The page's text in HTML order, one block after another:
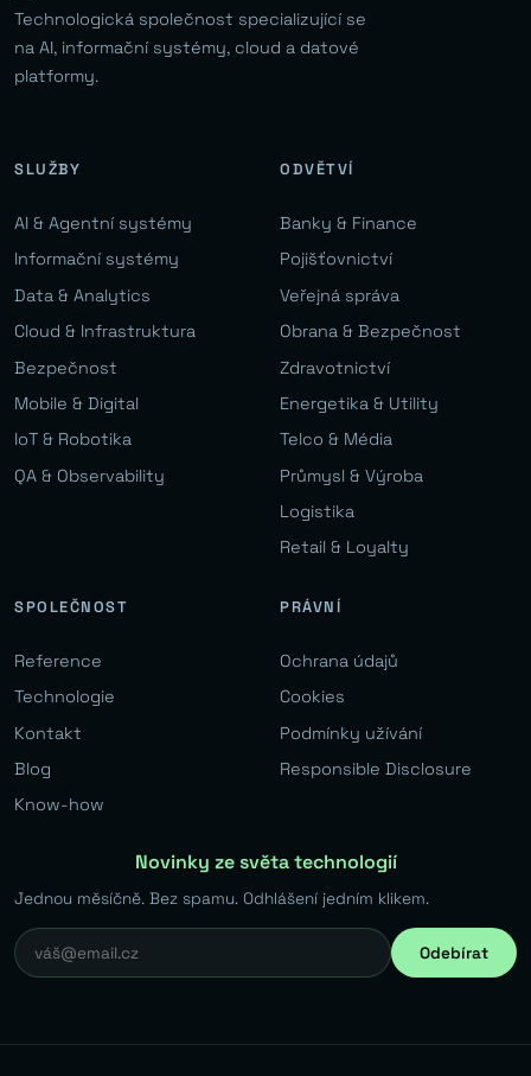
Technologická společnost specializující se
na AI, informační systémy, cloud a datové
platformy.
SLUŽBY
AI & Agentní systémy
Informační systémy
Data & Analytics
Cloud & Infrastruktura
Bezpečnost
Mobile & Digital
IoT & Robotika
QA & Observability
ODVĚTVÍ
Banky & Finance
Pojišťovnictví
Veřejná správa
Obrana & Bezpečnost
Zdravotnictví
Energetika & Utility
Telco & Média
Průmysl & Výroba
Logistika
Retail & Loyalty
SPOLEČNOST
Reference
Technologie
Kontakt
Blog
Know-how
PRÁVNÍ
Ochrana údajů
Cookies
Podmínky užívání
Responsible Disclosure
Novinky ze světa technologií
Jednou měsíčně. Bez spamu. Odhlášení jedním klikem.
Odebírat